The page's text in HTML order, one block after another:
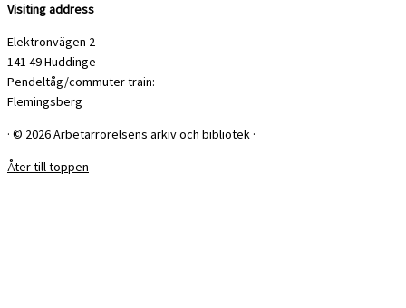
Visiting address
Elektronvägen 2
141 49 Huddinge
Pendeltåg/commuter train:
Flemingsberg
· © 2026Arbetarrörelsens arkiv och bibliotek ·
Åter till toppen